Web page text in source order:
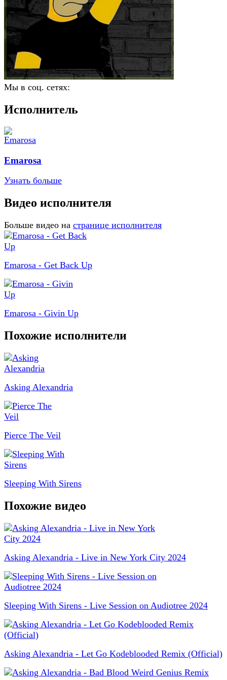
Мы в соц. сетях:
Исполнитель
Emarosa
Узнать больше
Видео исполнителя
Больше видео на странице исполнителя
Emarosa - Get Back Up
Emarosa - Givin Up
Похожие исполнители
Asking Alexandria
Pierce The Veil
Sleeping With Sirens
Похожие видео
Asking Alexandria - Live in New York City 2024
Sleeping With Sirens - Live Session on Audiotree 2024
Asking Alexandria - Let Go Kodeblooded Remix (Official)